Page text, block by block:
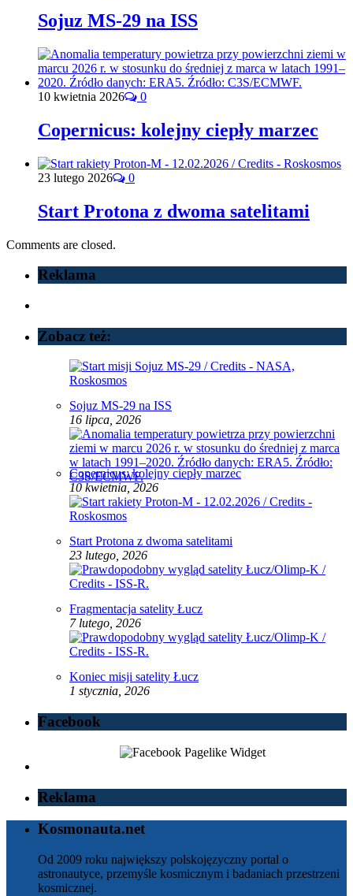
Sojuz MS-29 na ISS
10 kwietnia 2026 0
Copernicus: kolejny ciepły marzec
23 lutego 2026 0
Start Protona z dwoma satelitami
Comments are closed.
Reklama
Zobacz też:
Sojuz MS-29 na ISS
16 lipca, 2026
Copernicus: kolejny ciepły marzec
10 kwietnia, 2026
Start Protona z dwoma satelitami
23 lutego, 2026
Fragmentacja satelity Łucz
7 lutego, 2026
Koniec misji satelity Łucz
1 stycznia, 2026
Facebook
Reklama
Kosmonauta.net
Od 2009 roku największy polskojęzyczny portal o
astronautyce, przemyśle kosmicznym i badaniach przestrzeni
kosmicznej.